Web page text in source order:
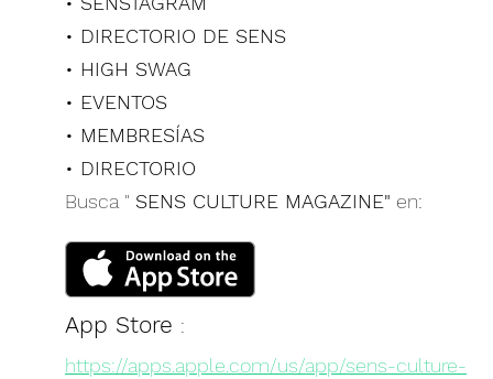
• DIRECTORIO DE SENS
• HIGH SWAG
• EVENTOS
• MEMBRESÍAS
• DIRECTORIO
Busca " SENS CULTURE MAGAZINE" en:
App Store :
https://apps.apple.com/us/app/sens-culture-